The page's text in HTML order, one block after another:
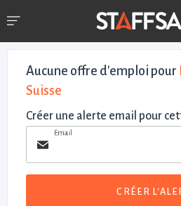
Aucune offre d'emploi pour
Suisse
Créer une alerte email pour
Email
CRÉER